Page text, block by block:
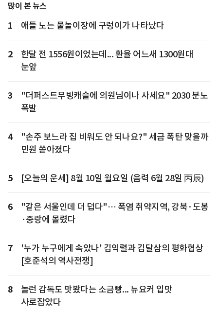
많이 본 뉴스
1 애들 노는 물놀이장에 구렁이가 나타났다
2
한달 전 1556원이었는데... 환율 어느새 1300원대
눈앞
3
"더퍼스트무빙캐슬에 의원님이나 사세요" 2030 분노
폭발
4
"손주 보느라 집 비워도 안 되나요?" 세금 폭탄 맞을까
민원 쏟아졌다
5 [오늘의 운세] 8월 10일 월요일 (음력 6월 28일 丙辰)
6
"같은 서울인데 더 덥다"… 폭염 취약지역, 강북·도봉
·중랑에 몰렸다
7
'누가 누구에게 속았나' 김익렬과 김달삼의 평화협상
[호준석의 역사전쟁]
8
놀런 감독도 맛봤다는 소금빵... 뉴요커 입맛
사로잡았다